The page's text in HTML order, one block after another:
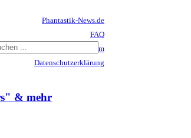
Phantastik-News.de
FAQ
Impressum
Datenschutzerklärung
& mehr